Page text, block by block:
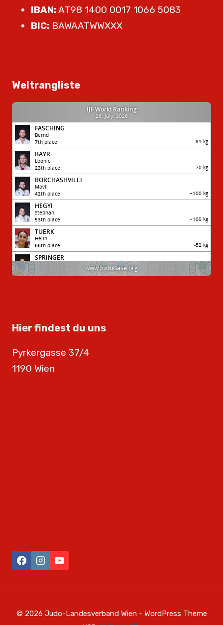
IBAN:AT98 1400 0017 1066 5083
BIC: BAWAATWWXXX
Weltrangliste
Hier findest du uns
Pyrkergasse 37/4
1190 Wien
© 2026 Judo-Landesverband Wien - WordPress Theme